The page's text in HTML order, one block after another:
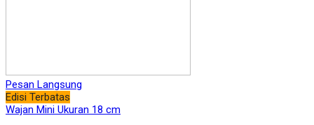
Pesan Langsung
Edisi Terbatas
Wajan Mini Ukuran 18 cm